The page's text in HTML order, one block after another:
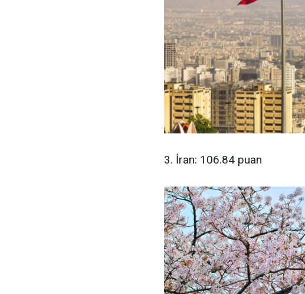
3. İran: 106.84 puan